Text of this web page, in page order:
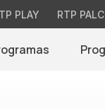
PLAY RTP